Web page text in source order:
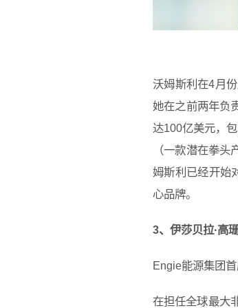
沃姆斯利在4月
她在之前两年负
达100亿美元，
（一款潜在拳
姆斯利已经开始
心品牌。
3、伊莎贝拉·高
Engie能源集团
在担任全球最大